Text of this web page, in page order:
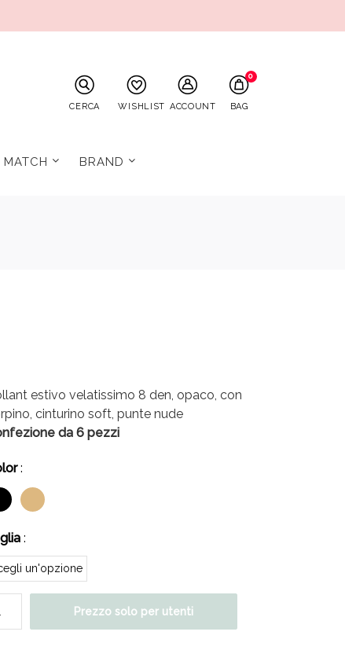
CERCA WISHLIST ACCOUNT BAG
0
MATCH BRAND
estivo velatissimo 8 den, opaco, con
cinturino soft, punte nude
da 6 pezzi
:
:
Prezzo solo per utenti